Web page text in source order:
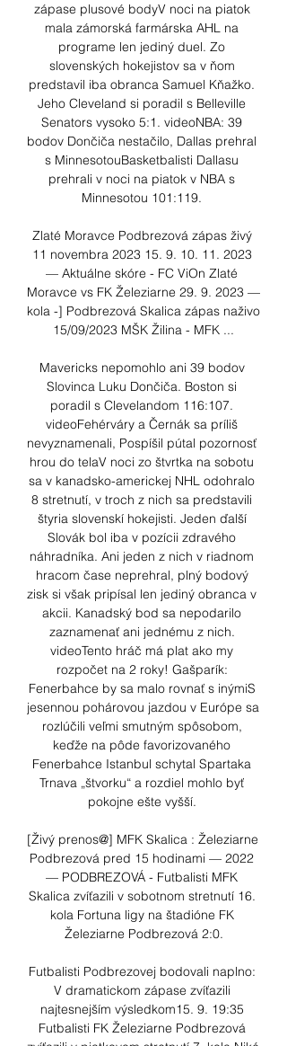
zápase plusové bodyV noci na piatok
mala zámorská farmárska AHL na
programe len jediný duel. Zo
slovenských hokejistov sa v ňom
predstavil iba obranca Samuel Kňažko.
Jeho Cleveland si poradil s Belleville
Senators vysoko 5:1. videoNBA: 39
bodov Dončiča nestačilo, Dallas prehral
s MinnesotouBasketbalisti Dallasu
prehrali v noci na piatok v NBA s
Minnesotou 101:119.
Zlaté Moravce Podbrezová zápas živý
11 novembra 2023 15. 9. 10. 11. 2023
— Aktuálne skóre - FC ViOn Zlaté
Moravce vs FK Železiarne 29. 9. 2023 —
kola -] Podbrezová Skalica zápas naživo
15/09/2023 MŠK Žilina - MFK ...
Mavericks nepomohlo ani 39 bodov
Slovinca Luku Dončiča. Boston si
poradil s Clevelandom 116:107.
videoFehérváry a Černák sa príliš
nevyznamenali, Pospíšil pútal pozornosť
hrou do telaV noci zo štvrtka na sobotu
sa v kanadsko-americkej NHL odohralo
8 stretnutí, v troch z nich sa predstavili
štyria slovenskí hokejisti. Jeden ďalší
Slovák bol iba v pozícii zdravého
náhradníka. Ani jeden z nich v riadnom
hracom čase neprehral, plný bodový
zisk si však pripísal len jediný obranca v
akcii. Kanadský bod sa nepodarilo
zaznamenať ani jednému z nich.
videoTento hráč má plat ako my
rozpočet na 2 roky! Gašparík:
Fenerbahce by sa malo rovnať s inýmiS
jesennou pohárovou jazdou v Európe sa
rozlúčili veľmi smutným spôsobom,
keďže na pôde favorizovaného
Fenerbahce Istanbul schytal Spartaka
Trnava „štvorku“ a rozdiel mohlo byť
pokojne ešte vyšší.
[Živý prenos@] MFK Skalica : Železiarne
Podbrezová pred 15 hodinami — 2022
— PODBREZOVÁ - Futbalisti MFK
Skalica zvíťazili v sobotnom stretnutí 16.
kola Fortuna ligy na štadióne FK
Železiarne Podbrezová 2:0.
Futbalisti Podbrezovej bodovali naplno:
V dramatickom zápase zvíťazili
najtesnejším výsledkom15. 9. 19:35
Futbalisti FK Železiarne Podbrezová